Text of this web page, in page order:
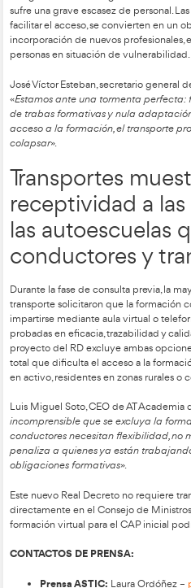
un retroceso que nos aleja
sin los pocos conductores
múltiples ventajas, entre
la Unión Europea, de
cooficiales de las
una formación más
Elimina el
abre la
cursos
Paradójicamente, al eliminar
el proyecto del RD facilita el
las modalidades online y de
sistemas de trazabilidad y
Coloca una
peligro
La rigidez normativa agrava
facilitar el acceso, se
incorporación de nuevos
personas en situación de